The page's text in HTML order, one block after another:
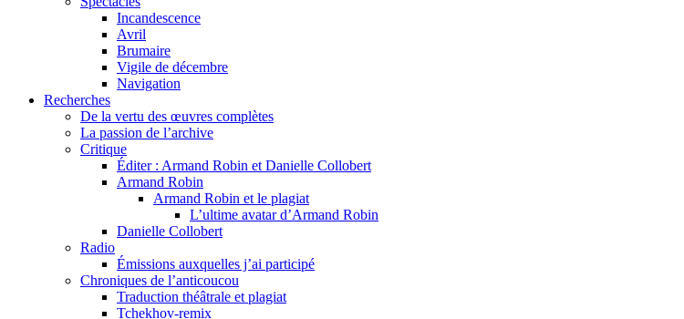
Incandescence
Avril
Brumaire
Vigile de décembre
Navigation
Recherches
De la vertu des œuvres complètes
La passion de l’archive
Critique
Éditer : Armand Robin et Danielle Collobert
Armand Robin
Armand Robin et le plagiat
L’ultime avatar d’Armand Robin
Danielle Collobert
Radio
Émissions auxquelles j’ai participé
Chroniques de l’anticoucou
Traduction théâtrale et plagiat
Tchekhov-remix